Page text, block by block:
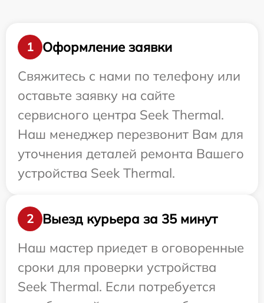
1
Оформление заявки
Свяжитесь с нами по телефону или
оставьте заявку на сайте
сервисного центра Seek Thermal.
Наш менеджер перезвонит Вам для
уточнения деталей ремонта Вашего
устройства Seek Thermal.
2
Выезд курьера за 35 минут
Наш мастер приедет в оговоренные
сроки для проверки устройства
Seek Thermal. Если потребуется